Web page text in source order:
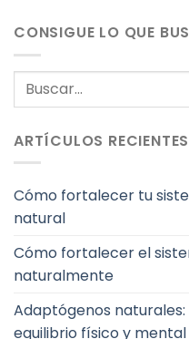
CONSIGUE LO QUE
ARTÍCULOS RECIENTES
Cómo fortalecer tu
natural
Cómo fortalecer el
naturalmente
Adaptógenos
equilibrio físico y mental